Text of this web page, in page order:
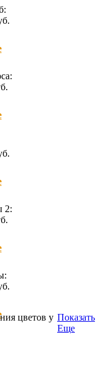
2:
цветов у Показать
Еще